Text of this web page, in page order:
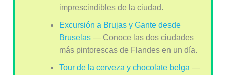
imprescindibles de la ciudad.
Excursión a Brujas y Gante desde
Bruselas— Conoce las dos ciudades
más pintorescas de Flandes en un día.
Tour de la cerveza y chocolate belga —